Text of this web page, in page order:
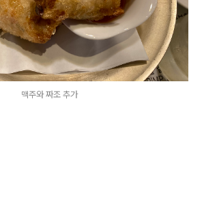
맥주와 짜조 추가